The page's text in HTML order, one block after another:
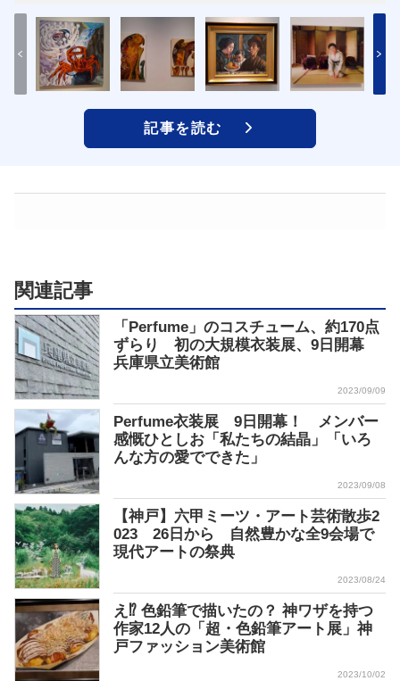
記事を読む
関連記事
「Perfume」のコスチューム、約170点
ずらり 初の大規模衣装展、9日開幕
兵庫県立美術館
2023/09/09
Perfume衣装展 9日開幕！ メンバー
感慨ひとしお「私たちの結晶」「いろ
んな方の愛でできた」
2023/09/08
【神戸】六甲ミーツ・アート芸術散歩2
023 26日から 自然豊かな全9会場で
現代アートの祭典
2023/08/24
え⁉ 色鉛筆で描いたの？ 神ワザを持つ
作家12人の「超・色鉛筆アート展」神
戸ファッション美術館
2023/10/02